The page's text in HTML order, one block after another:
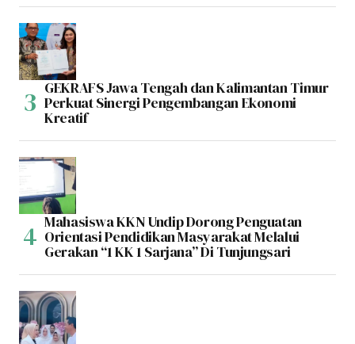
GEKRAFS Jawa Tengah dan Kalimantan Timur
Perkuat Sinergi Pengembangan Ekonomi
Kreatif
Mahasiswa KKN Undip Dorong Penguatan
Orientasi Pendidikan Masyarakat Melalui
Gerakan “1 KK 1 Sarjana” Di Tunjungsari